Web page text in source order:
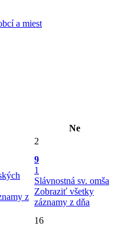
a miest
Ne
2
z
9
1
Slávnostná sv. omša
Zobraziť všetky
záznamy z dňa
16